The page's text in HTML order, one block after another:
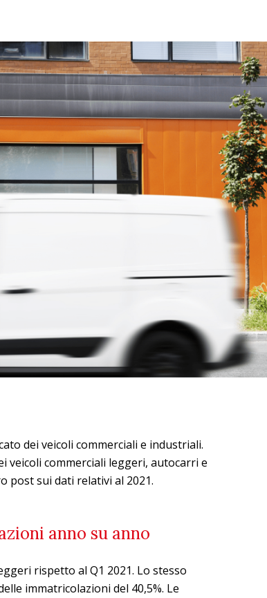
dei veicoli commerciali e industriali.
veicoli commerciali leggeri, autocarri e
post sui dati relativi al 2021.
anno su anno
rispetto al Q1 2021. Lo stesso
immatricolazioni del 40,5%. Le